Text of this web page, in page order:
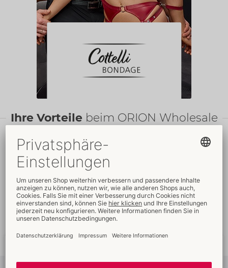
Ihre Vorteilebeim ORION Wholesale
FairePreise
Verkaufsfördernde
Verpackungen
Kundenservice
Schnelleweltweite
Lieferung
NeueTrends